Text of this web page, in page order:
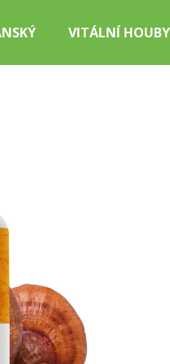
VITÁLNÍ HOUBY